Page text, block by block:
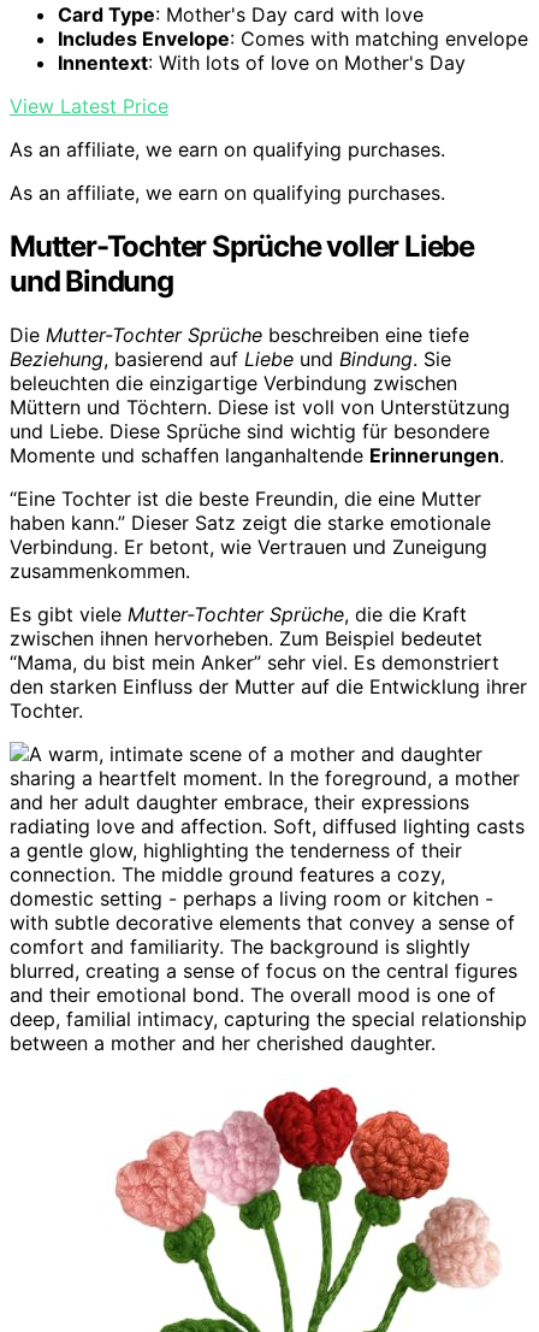
Card Type: Mother's Day card with love
Includes Envelope: Comes with matching envelope
Innentext: With lots of love on Mother's Day
View Latest Price
As an affiliate, we earn on qualifying purchases.
As an affiliate, we earn on qualifying purchases.
Mutter-Tochter Sprüche voller Liebe
und Bindung
Die Mutter-Tochter Sprüche beschreiben eine tiefe
Beziehung, basierend auf Liebe und Bindung. Sie
beleuchten die einzigartige Verbindung zwischen
Müttern und Töchtern. Diese ist voll von Unterstützung
und Liebe. Diese Sprüche sind wichtig für besondere
Momente und schaffen langanhaltende Erinnerungen.
“Eine Tochter ist die beste Freundin, die eine Mutter
haben kann.” Dieser Satz zeigt die starke emotionale
Verbindung. Er betont, wie Vertrauen und Zuneigung
zusammenkommen.
Es gibt viele Mutter-Tochter Sprüche, die die Kraft
zwischen ihnen hervorheben. Zum Beispiel bedeutet
“Mama, du bist mein Anker” sehr viel. Es demonstriert
den starken Einfluss der Mutter auf die Entwicklung ihrer
Tochter.